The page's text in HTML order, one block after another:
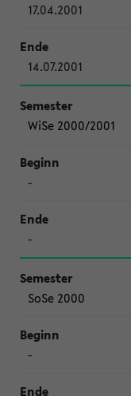
17.04.2001
14.07.2001
WiSe 2000/2001
-
-
SoSe 2000
-